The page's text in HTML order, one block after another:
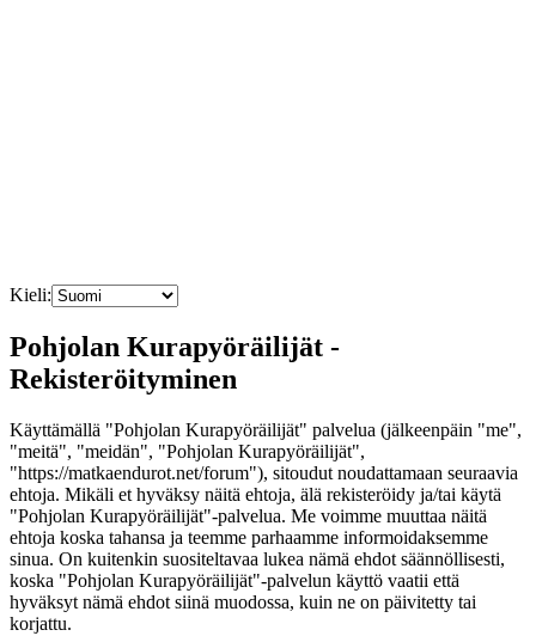
Kieli:
Pohjolan Kurapyöräilijät -
Rekisteröityminen
Käyttämällä "Pohjolan Kurapyöräilijät" palvelua (jälkeenpäin "me",
"meitä", "meidän", "Pohjolan Kurapyöräilijät",
"https://matkaendurot.net/forum"), sitoudut noudattamaan seuraavia
ehtoja. Mikäli et hyväksy näitä ehtoja, älä rekisteröidy ja/tai käytä
"Pohjolan Kurapyöräilijät"-palvelua. Me voimme muuttaa näitä
ehtoja koska tahansa ja teemme parhaamme informoidaksemme
sinua. On kuitenkin suositeltavaa lukea nämä ehdot säännöllisesti,
koska "Pohjolan Kurapyöräilijät"-palvelun käyttö vaatii että
hyväksyt nämä ehdot siinä muodossa, kuin ne on päivitetty tai
korjattu.